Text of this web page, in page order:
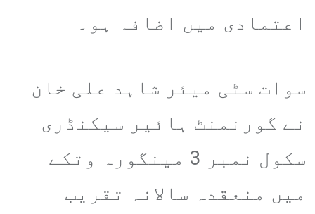
اعتمادی میں اضافہ ہو۔
سوات سٹی میئر شاہد علی خان
نے گورنمنٹ ہائیر سیکنڈری
سکول نمبر 3 مینگورہ وتکے
میں منعقدہ سالانہ تقریب